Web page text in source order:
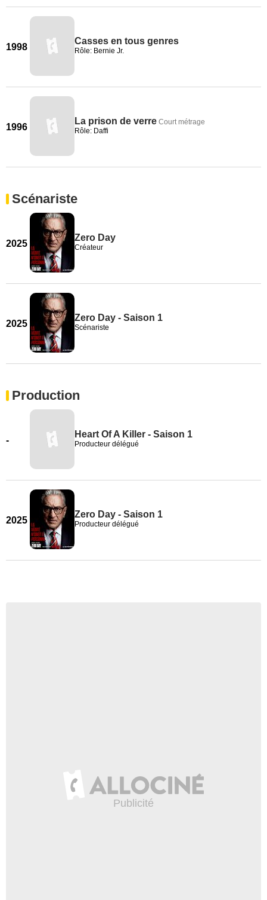
1998
Casses en tous genres
Rôle: Bernie Jr.
1996
La prison de verre Court métrage
Rôle: Daffi
Scénariste
2025
Zero Day
Créateur
2025
Zero Day - Saison 1
Scénariste
Production
-
Heart Of A Killer - Saison 1
Producteur délégué
2025
Zero Day - Saison 1
Producteur délégué